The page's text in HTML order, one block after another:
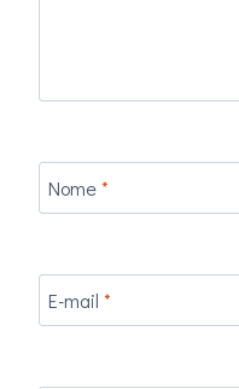
Nome*
E-mail *